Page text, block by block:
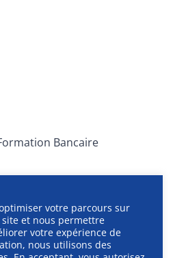
Bancaire
votre parcours sur
et nous permettre
votre expérience de
nous utilisons des